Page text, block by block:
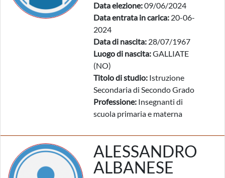
Data elezione:09/06/2024
Data entrata in carica: 20-06-
2024
Data di nascita: 28/07/1967
Luogo di nascita:GALLIATE
(NO)
Titolo di studio: Istruzione
Secondaria di Secondo Grado
Professione: Insegnanti di
scuola primaria e materna
ALESSANDRO
ALBANESE